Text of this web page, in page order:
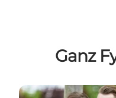
Ganz
Odense Zoo